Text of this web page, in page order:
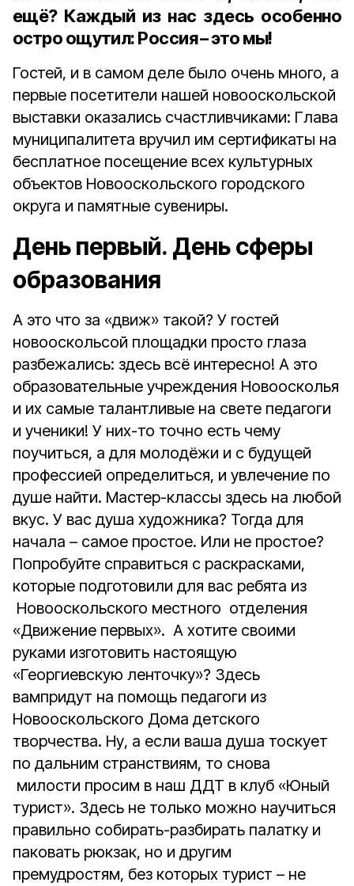
ещё? Каждый из нас здесь особенно
остро ощутил: Россия – это мы!
Гостей, и в самом деле было очень много, а
первые посетители нашей новооскольской
выставки оказались счастливчиками: Глава
муниципалитета вручил им сертификаты на
бесплатное посещение всех культурных
объектов Новооскольского городского
округа и памятные сувениры.
День первый. День сферы
образования
А это что за «движ» такой? У гостей
новооскольсой площадки просто глаза
разбежались: здесь всё интересно! А это
образовательные учреждения Новоосколья
и их самые талантливые на свете педагоги
и ученики! У них-то точно есть чему
поучиться, а для молодёжи и с будущей
профессией определиться, и увлечение по
душе найти. Мастер-классы здесь на любой
вкус. У вас душа художника? Тогда для
начала – самое простое. Или не простое?
Попробуйте справиться с раскрасками,
которые подготовили для вас ребята из
Новооскольского местного отделения
«Движение первых». А хотите своими
руками изготовить настоящую
«Георгиевскую ленточку»? Здесь
вампридут на помощь педагоги из
Новооскольского Дома детского
творчества. Ну, а если ваша душа тоскует
по дальним странствиям, то снова
милости просим в наш ДДТ в клуб «Юный
турист». Здесь не только можно научиться
правильно собирать-разбирать палатку и
паковать рюкзак, но и другим
премудростям, без которых турист – не